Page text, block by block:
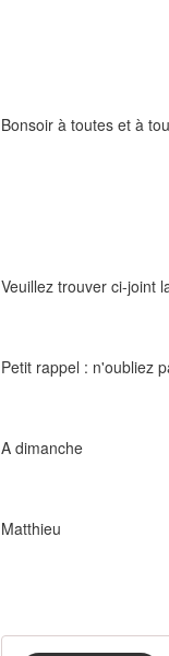
Bonsoir à toutes et à
Veuillez trouver ci-joint
Petit rappel : n'oubliez
A dimanche
Matthieu